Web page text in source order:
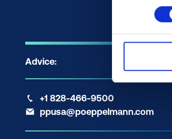
Advice:
+1 828-466-9500
ppusa@poeppelmann.com